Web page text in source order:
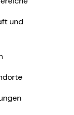
und